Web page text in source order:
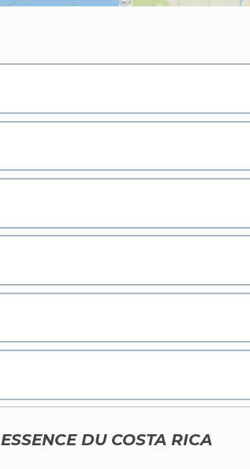
ESSENCE DU COSTA RICA